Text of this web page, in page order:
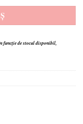
funcție de stocul disponibil,